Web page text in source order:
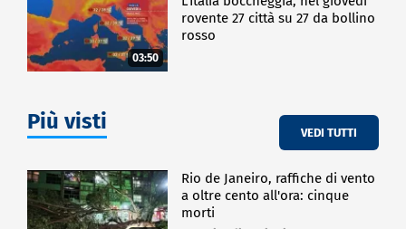
03:50
rovente 27 città su 27 da bollino
rosso
Più visti VEDI TUTTI
Rio de Janeiro, raffiche di vento
a oltre cento all'ora: cinque
morti